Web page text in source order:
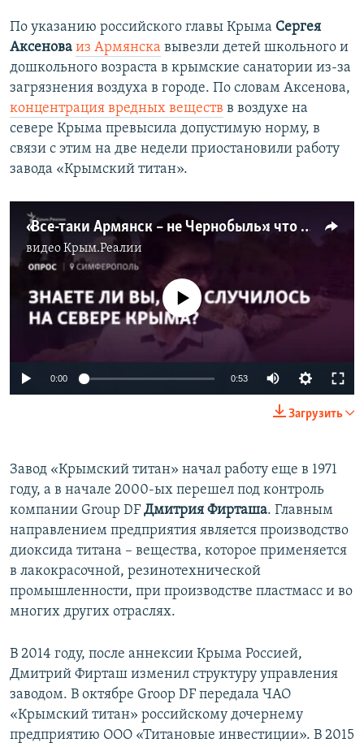
с
л
а
й
д
л
а
й
д
По указанию российского главы Крыма Сергея
Аксенова из Армянска вывезли детей школьного и
дошкольного возраста в крымские санатории из-за
загрязнения воздуха в городе. По словам Аксенова,
концентрация вредных веществ в воздухе на
севере Крыма превысила допустимую норму, в
связи с этим на две недели приостановили работу
завода «Крымский титан».
«Все-таки Армянск – не Чернобыль»: что крымчане знают о выбросах на севере Крыма (видео)
видеоКрым.Реалии
No media source currently available
0:00 0:53
Загрузить
Завод «Крымский титан» начал работу еще в 1971
году, а в начале 2000-ых перешел под контроль
компании Group DF Дмитрия Фирташа. Главным
направлением предприятия является производство
диоксида титана – вещества, которое применяется
в лакокрасочной, резинотехнической
промышленности, при производстве пластмасс и во
многих других отраслях.
В 2014 году, после аннексии Крыма Россией,
Дмитрий Фирташ изменил структуру управления
заводом. В октябре Groop DF передала ЧАО
«Крымский титан» российскому дочернему
предприятию ООО «Титановые инвестиции». В 2015